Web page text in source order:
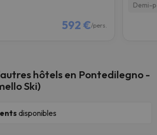
592 €/pers.
Demi-
hôtels en Pontedilegno -
Ski)
disponibles